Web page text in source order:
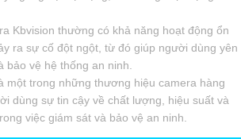
Kbvision thường có khả năng hoạt động ổn
ra sự cố đột ngột, từ đó giúp người dùng yên
bảo vệ hệ thống an ninh.
một trong những thương hiệu camera hàng
dùng sự tin cậy về chất lượng, hiệu suất và
việc giám sát và bảo vệ an ninh.